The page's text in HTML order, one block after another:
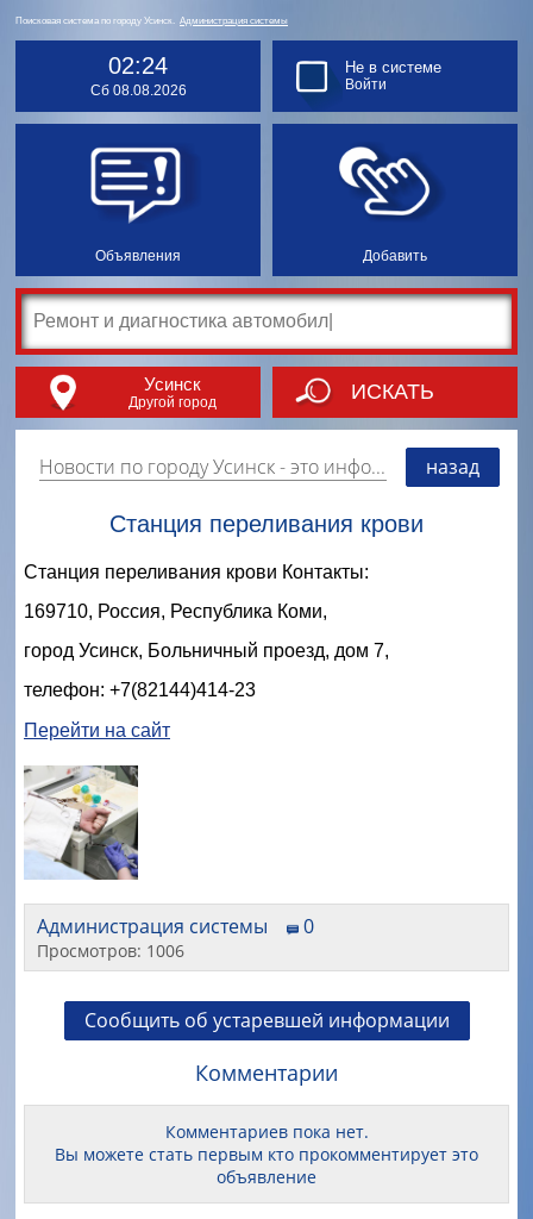
Поисковая система по городу Усинск. Администрация системы
02:24
Сб 08.08.2026
Объявления Добавить
Не в системе
Войти
Усинск
Другой город ИСКАТЬ
Новости по городу Усинск- это информация о событиях, мероприятиях и торгово-коммерческой деятельности города. Страницу наполняют платные и бесплатные объявления, имеющие функцию "поднятия вверх списка". назад
Станция переливания крови
Станция переливания крови Контакты:
169710, Россия, Республика Коми,
город Усинск, Больничный проезд, дом 7,
телефон: +7(82144)414-23
Перейти на сайт
Администрация системы 0
Просмотров: 1006
Сообщить об устаревшей информации
Комментарии
Комментариев пока нет.
Вы можете стать первым кто прокомментирует это
объявление